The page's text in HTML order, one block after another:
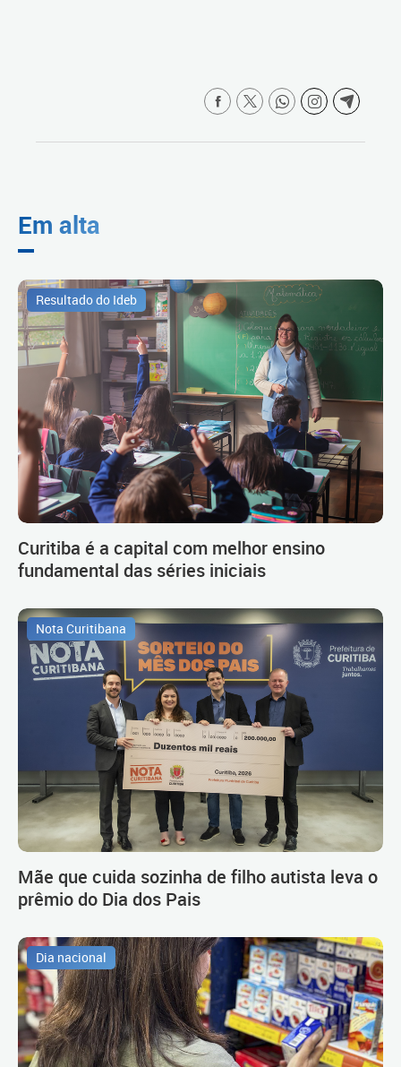
Em alta
Resultado do Ideb
Curitiba é a capital com melhor ensino
fundamental das séries iniciais
Nota Curitibana
Mãe que cuida sozinha de filho autista leva o
prêmio do Dia dos Pais
Dia nacional